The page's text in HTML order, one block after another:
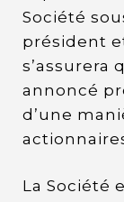
Société
président
s’assurera
annoncé
d’une
La Société